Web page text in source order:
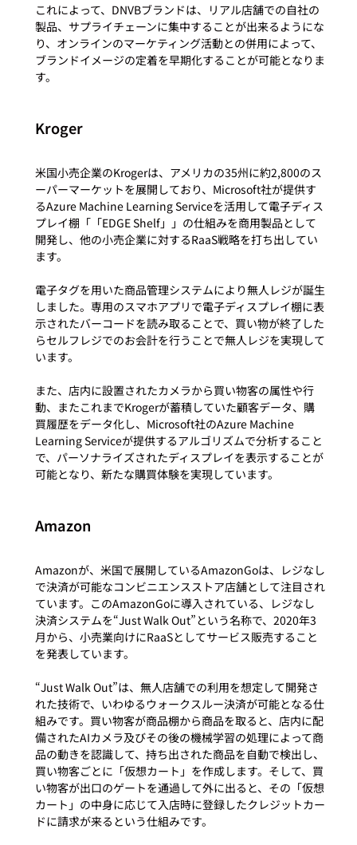
これによって、DNVBブランドは、リアル店舗での自社の
製品、サプライチェーンに集中することが出来るようにな
り、オンラインのマーケティング活動との併用によって、
ブランドイメージの定着を早期化することが可能となりま
Kroger
米国小売企業のKrogerは、アメリカの35州に約2,800のス
ーパーマーケットを展開しており、Microsoft社が提供す
るAzure Machine Learning Serviceを活用して電子ディス
プレイ棚「「EDGE Shelf」」の仕組みを商用製品として
開発し、他の小売企業に対するRaaS戦略を打ち出してい
ます。
電子タグを用いた商品管理システムにより無人レジが誕生
しました。専用のスマホアプリで電子ディスプレイ棚に表
示されたバーコードを読み取ることで、買い物が終了した
らセルフレジでのお会計を行うことで無人レジを実現して
います。
また、店内に設置されたカメラから買い物客の属性や行
動、またこれまでKrogerが蓄積していた顧客データ、購
買履歴をデータ化し、Microsoft社のAzure Machine
Learning Serviceが提供するアルゴリズムで分析すること
で、パーソナライズされたディスプレイを表示することが
Amazon
Amazonが、米国で展開しているAmazonGoは、レジなし
で決済が可能なコンビニエンスストア店舗として注目され
ています。このAmazonGoに導入されている、レジなし
決済システムを“Just Walk Out”という名称で、2020年3
月から、小売業向けにRaaSとしてサービス販売すること
を発表しています。
“Just Walk Out”は、無人店舗での利用を想定して開発さ
れた技術で、いわゆるウォークスルー決済が可能となる仕
組みです。買い物客が商品棚から商品を取ると、店内に配
備されたAIカメラ及びその後の機械学習の処理によって商
品の動きを認識して、持ち出された商品を自動で検出し、
買い物客ごとに「仮想カート」を作成します。そして、買
い物客が出口のゲートを通過して外に出ると、その「仮想
カート」の中身に応じて入店時に登録したクレジットカー
ドに請求が来るという仕組みです。